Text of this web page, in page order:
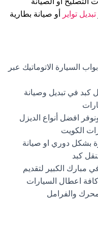
تبديل تواير أو صيانة بطارية
السيارة الاتوماتيك عبر
كبد في تبديل وصيانة
افضل أنواع الديزل
الكويت
بشكل دوري او صيانة
كبد
مبارك الكبير لتقديم
كافة اعطال السيارات
والفرامل